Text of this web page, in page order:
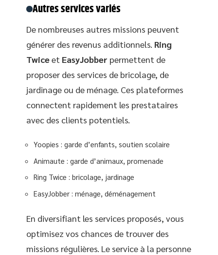
Autres services variés
De nombreuses autres missions peuvent
générer des revenus additionnels. Ring
Twiceet EasyJobber permettent de
proposer des services de bricolage, de
jardinage ou de ménage. Ces plateformes
connectent rapidement les prestataires
avec des clients potentiels.
Yoopies : garde d’enfants, soutien scolaire
Animaute : garde d’animaux, promenade
Ring Twice : bricolage, jardinage
EasyJobber : ménage, déménagement
En diversifiant les services proposés, vous
optimisez vos chances de trouver des
missions régulières. Le service à la personne